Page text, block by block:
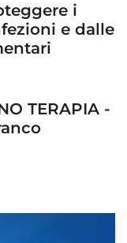
i
e dalle
TERAPIA -